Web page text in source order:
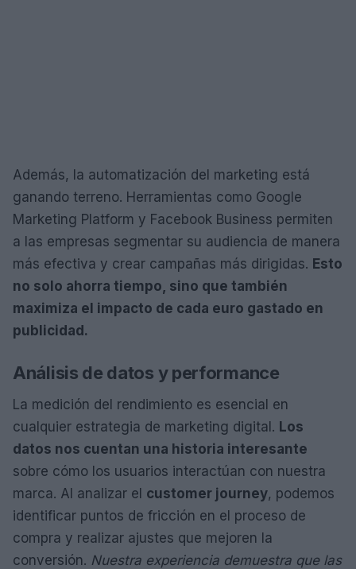
Además, la automatización del marketing está
ganando terreno. Herramientas como Google
Marketing Platform y Facebook Business permiten
a las empresas segmentar su audiencia de manera
más efectiva y crear campañas más dirigidas. Esto
no solo ahorra tiempo, sino que también
maximiza el impacto de cada euro gastado en
publicidad.
Análisis de datos y performance
La medición del rendimiento es esencial en
cualquier estrategia de marketing digital. Los
datos nos cuentan una historia interesante
sobre cómo los usuarios interactúan con nuestra
marca. Al analizar el customer journey, podemos
identificar puntos de fricción en el proceso de
compra y realizar ajustes que mejoren la
conversión. Nuestra experiencia demuestra que las